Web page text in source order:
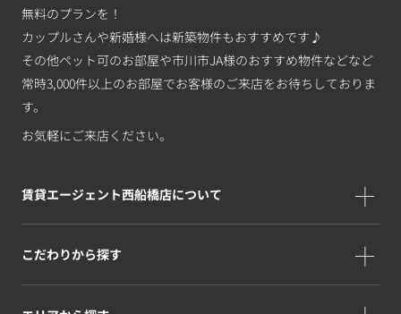
無料のプランを！
カップルさんや新婚様へは新築物件もおすすめです♪
その他ペット可のお部屋や市川市JA様のおすすめ物件などなど
常時3,000件以上のお部屋でお客様のご来店をお待ちしておりま
す。
お気軽にご来店ください。
賃貸エージェント西船橋店について
こだわりから探す